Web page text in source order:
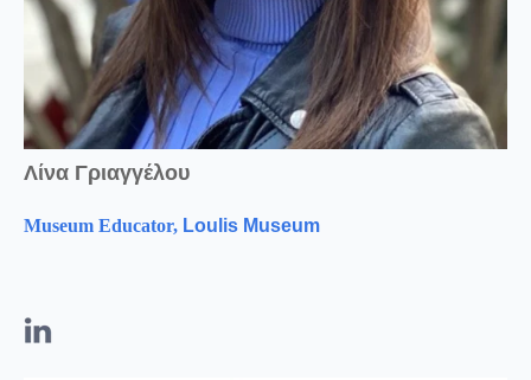
Λίνα Γριαγγέλου
Museum Educator, Loulis Museum